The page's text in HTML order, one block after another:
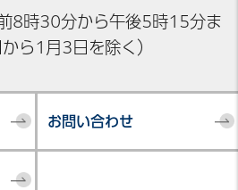
8時30分から午後5時15分ま
ら1月3日を除く）
お問い合わせ